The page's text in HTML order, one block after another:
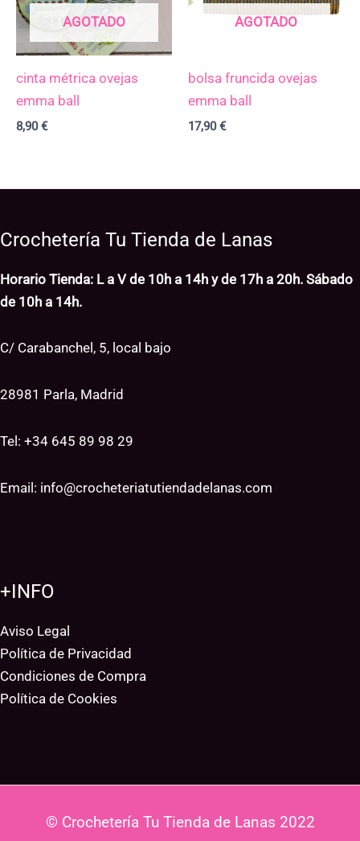
AGOTADO
cinta métrica ovejas
emma ball
8,90€
AGOTADO
bolsa fruncida ovejas
emma ball
17,90€
Crochetería Tu Tienda de Lanas
Horario Tienda: L a V de 10h a 14h y de 17h a 20h. Sábado
de 10h a 14h.
C/ Carabanchel, 5, local bajo
28981 Parla, Madrid
Tel: +34 645 89 98 29
Email: info@crocheteriatutiendadelanas.com
+INFO
Aviso Legal
Política de Privacidad
Condiciones de Compra
Política de Cookies
© Crochetería Tu Tienda de Lanas 2022